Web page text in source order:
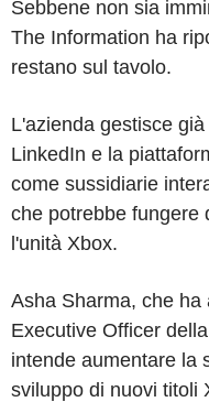
Sebbene non sia
The Information ha
restano sul tavolo.
L'azienda gestisce
LinkedIn e la
come sussidiarie
che potrebbe fungere
l'unità Xbox.
Asha Sharma, che
Executive Officer
intende aumentare la
sviluppo di nuovi titoli